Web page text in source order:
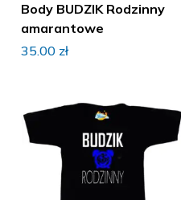
Body BUDZIK Rodzinny
amarantowe
35.00 zł